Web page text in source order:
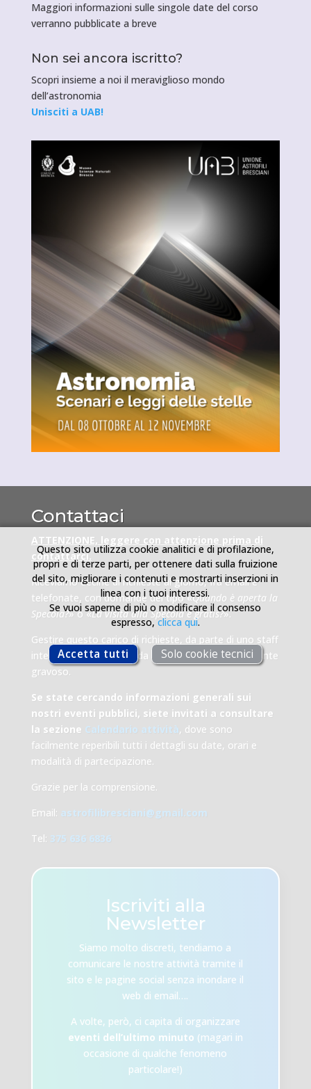
Maggiori informazioni sulle singole date del corso
verranno pubblicate a breve
Non sei ancora iscritto?
Scopri insieme a noi il meraviglioso mondo
dell’astronomia
Unisciti a UAB!
Contattaci
ATTENZIONE, leggere con attenzione prima di
contattarci.
Riceviamo decine di richieste al giorno, fra email e
telefonate, con domande del tipo «Quando è aperta la
Specola?» o «La visita alla Specola è gratis?».
Gestire questo carico di richieste, da parte di uno staff
interamente costituito da volontari, è particolarmente
gravoso.
Se state cercando informazioni generali sui
nostri eventi pubblici, siete invitati a consultare
la sezione Calendario attività, dove sono
facilmente reperibili tutti i dettagli su date, orari e
modalità di partecipazione.
Grazie per la comprensione.
Email: astrofilibresciani@gmail.com
Tel: 375 636 6836
Iscriviti alla
Newsletter
Siamo molto discreti, tendiamo a
comunicare le nostre attività tramite il
sito e le pagine social senza inondare il
web di email….
A volte, però, ci capita di organizzare
eventi dell’ultimo minuto (magari in
occasione di qualche fenomeno
particolare!)
Questo sito utilizza cookie analitici e di profilazione,
propri e di terze parti, per ottenere dati sulla fruizione
del sito, migliorare i contenuti e mostrarti inserzioni in
linea con i tuoi interessi.
Se vuoi saperne di più o modificare il consenso
espresso,clicca qui.
Accetta tutti Solo cookie tecnici